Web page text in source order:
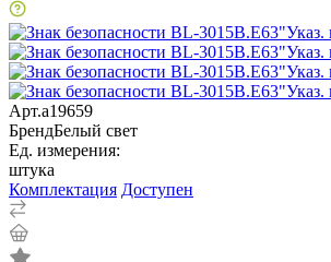
Арт.a19659
БрендБелый свет
Ед. измерения:
штука
Комплектация Доступен